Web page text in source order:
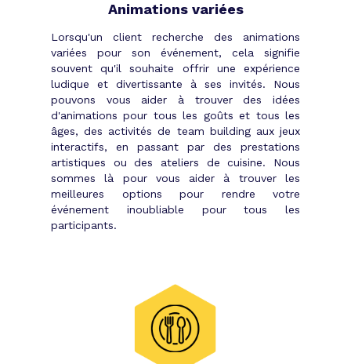
éléments encore plus alternatifs, faites
déjà surpris des centaines de clients.
De la planification aux premières heures
de la soirée d’entreprise, Tibby vous
accompagne dans toutes les étapes de la
préparation de l’event.
Animations variées
Lorsqu'un client recherche des animations
variées pour son événement, cela signifie
souvent qu'il souhaite offrir une expérience
ludique et divertissante à ses invités. Nous
pouvons vous aider à trouver des idées
d'animations pour tous les goûts et tous les
âges, des activités de team building aux jeux
interactifs, en passant par des prestations
artistiques ou des ateliers de cuisine. Nous
sommes là pour vous aider à trouver les
meilleures options pour rendre votre
événement inoubliable pour tous les
participants.